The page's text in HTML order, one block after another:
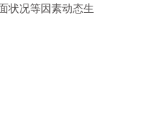
状况等因素动态生